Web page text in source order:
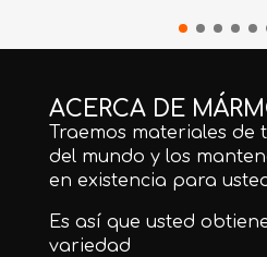
ACERCA DE
Traemos materiales de
del mundo y los
en existencia para
Es así que usted
variedad